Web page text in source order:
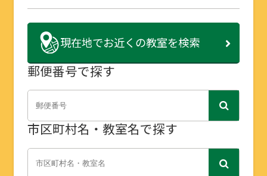
現在地でお近くの教室を検索
郵便番号で探す
市区町村名・教室名で探す